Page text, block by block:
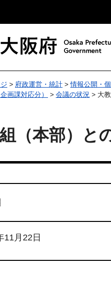
> 府政運営・統計 >情報公開・
画課対応分）
> 会議の状況 > 大
（本部）と
11月22日